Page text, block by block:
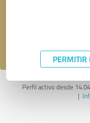
PERMITIR
Perfil activo desde
|